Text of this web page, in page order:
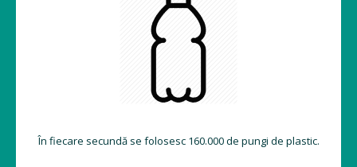
În fiecare secundă se folosesc 160.000 de pungi de plastic.